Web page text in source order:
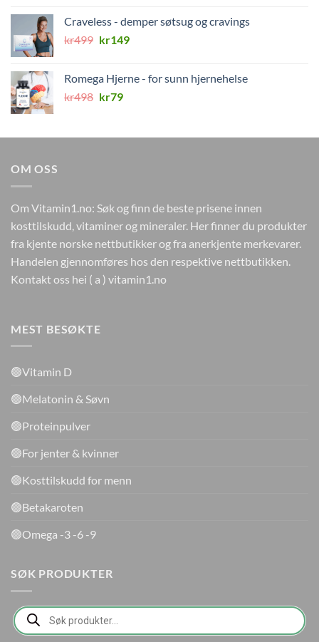
Craveless - demper søtsug og cravings
kr499 Opprinnelig
kr499.
kr149Nåværende
kr149.
Romega Hjerne - for sunn hjernehelse
kr498 Opprinnelig
kr498.
kr79Nåværende
kr79.
OM OSS
Om Vitamin1.no: Søk og finn de beste prisene innen
kosttilskudd, vitaminer og mineraler. Her finner du produkter
fra kjente norske nettbutikker og fra anerkjente merkevarer.
Handelen gjennomføres hos den respektive nettbutikken.
Kontakt oss hei ( a ) vitamin1.no
MEST BESØKTE
🟢Vitamin D
🟢Melatonin & Søvn
🟢Proteinpulver
🟢For jenter & kvinner
🟢Kosttilskudd for menn
🟢Betakaroten
🟢Omega -3 -6 -9
SØK PRODUKTER
Products
search